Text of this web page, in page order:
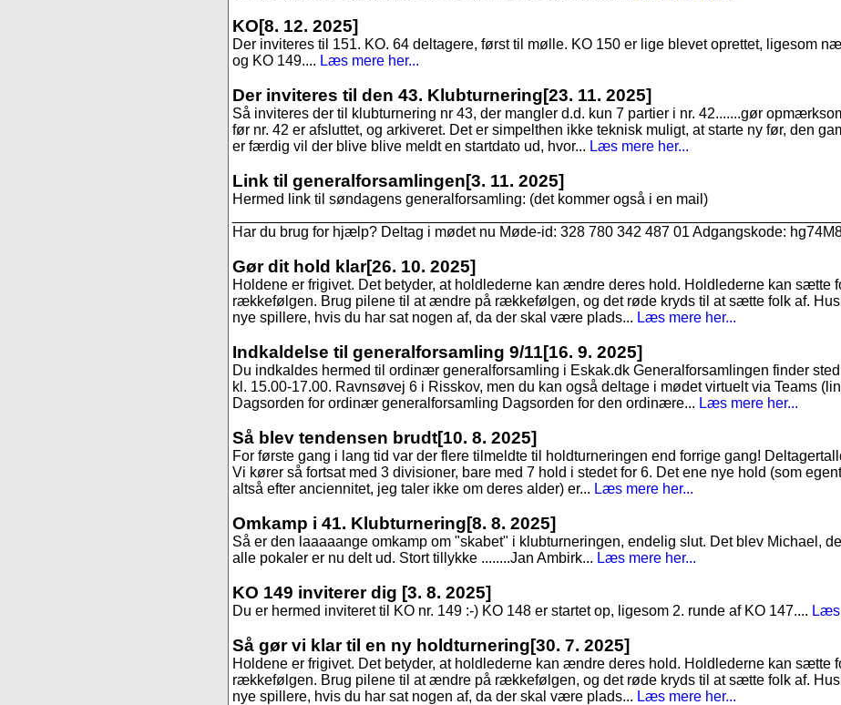
KO[8. 12. 2025]
Der inviteres til 151. KO. 64 deltagere, først til mølle. KO 150 er lige blevet oprettet, ligesom
og KO 149.... Læs mere her...
Der inviteres til den 43. Klubturnering[23. 11. 2025]
Så inviteres der til klubturnering nr 43, der mangler d.d. kun 7 partier i nr. 42.......gør
før nr. 42 er afsluttet, og arkiveret. Det er simpelthen ikke teknisk muligt, at starte ny før, den
er færdig vil der blive blive meldt en startdato ud, hvor... Læs mere her...
Link til generalforsamlingen[3. 11. 2025]
Hermed link til søndagens generalforsamling: (det kommer også i en mail)
Har du brug for hjælp? Deltag i mødet nu Møde-id: 328 780 342 487 01 Adgangskode:
Gør dit hold klar[26. 10. 2025]
Holdene er frigivet. Det betyder, at holdlederne kan ændre deres hold. Holdlederne kan sætte
rækkefølgen. Brug pilene til at ændre på rækkefølgen, og det røde kryds til at sætte folk af.
nye spillere, hvis du har sat nogen af, da der skal være plads... Læs mere her...
Indkaldelse til generalforsamling 9/11[16. 9. 2025]
Du indkaldes hermed til ordinær generalforsamling i Eskak.dk Generalforsamlingen finder
kl. 15.00-17.00. Ravnsøvej 6 i Risskov, men du kan også deltage i mødet virtuelt via Teams
Dagsorden for ordinær generalforsamling Dagsorden for den ordinære... Læs mere her...
Så blev tendensen brudt[10. 8. 2025]
For første gang i lang tid var der flere tilmeldte til holdturneringen end forrige gang!
Vi kører så fortsat med 3 divisioner, bare med 7 hold i stedet for 6. Det ene nye hold (som
altså efter anciennitet, jeg taler ikke om deres alder) er... Læs mere her...
Omkamp i 41. Klubturnering[8. 8. 2025]
Så er den laaaaange omkamp om "skabet" i klubturneringen, endelig slut. Det blev Michael,
alle pokaler er nu delt ud. Stort tillykke ........Jan Ambirk... Læs mere her...
KO 149 inviterer dig [3. 8. 2025]
Du er hermed inviteret til KO nr. 149 :-) KO 148 er startet op, ligesom 2. runde af KO 147.... Læs
Så gør vi klar til en ny holdturnering[30. 7. 2025]
Holdene er frigivet. Det betyder, at holdlederne kan ændre deres hold. Holdlederne kan sætte
rækkefølgen. Brug pilene til at ændre på rækkefølgen, og det røde kryds til at sætte folk af.
nye spillere, hvis du har sat nogen af, da der skal være plads... Læs mere her...